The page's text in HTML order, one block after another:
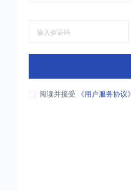
阅读并接受 《用户服务协议》